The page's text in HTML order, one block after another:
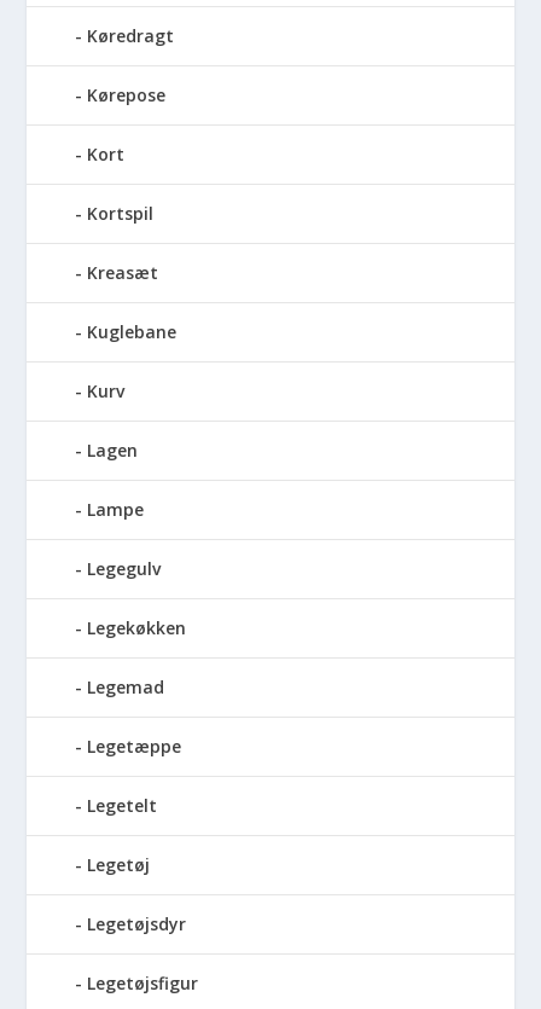
Køredragt
Kørepose
Kort
Kortspil
Kreasæt
Kuglebane
Kurv
Lagen
Lampe
Legegulv
Legekøkken
Legemad
Legetæppe
Legetelt
Legetøj
Legetøjsdyr
Legetøjsfigur